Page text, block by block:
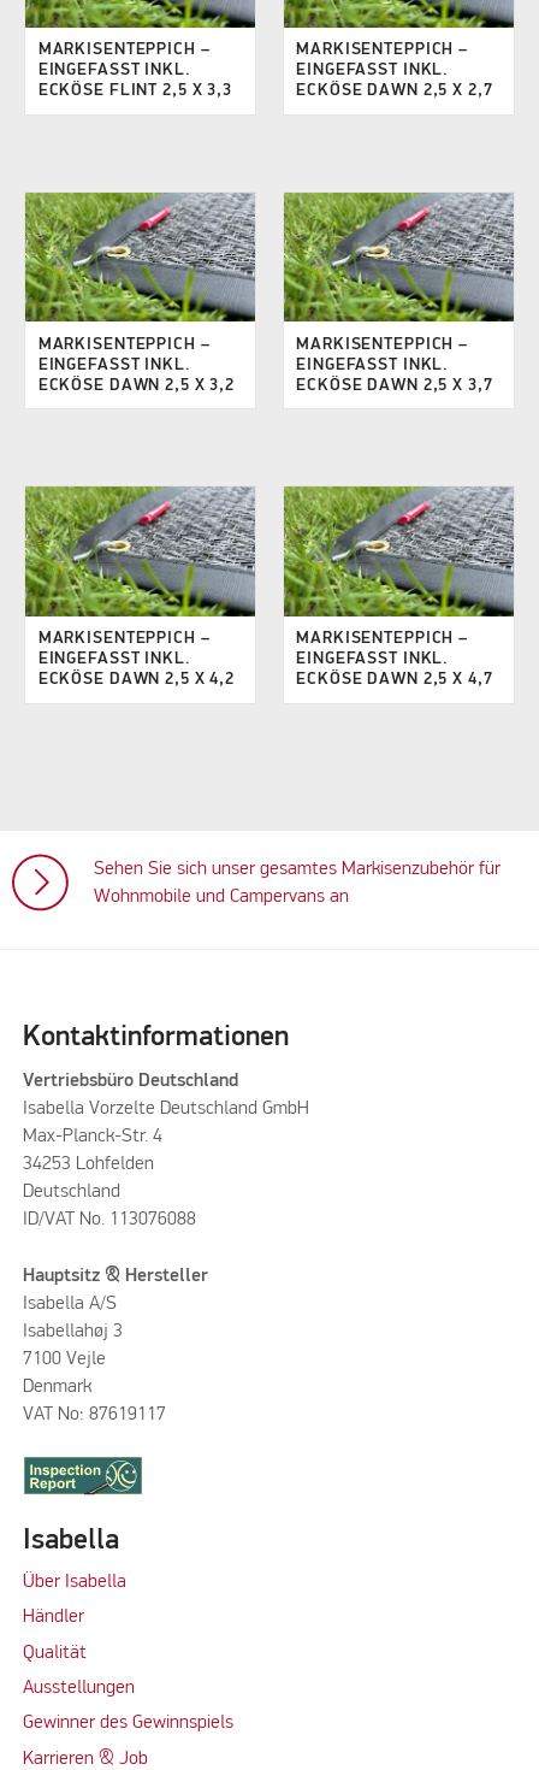
MARKISENTEPPICH –
EINGEFASST INKL.
ECKÖSE FLINT 2,5 X 3,3
MARKISENTEPPICH –
EINGEFASST INKL.
ECKÖSE DAWN 2,5 X 2,7
MARKISENTEPPICH –
EINGEFASST INKL.
ECKÖSE DAWN 2,5 X 3,2
MARKISENTEPPICH –
EINGEFASST INKL.
ECKÖSE DAWN 2,5 X 3,7
MARKISENTEPPICH –
EINGEFASST INKL.
ECKÖSE DAWN 2,5 X 4,2
MARKISENTEPPICH –
EINGEFASST INKL.
ECKÖSE DAWN 2,5 X 4,7
Sehen Sie sich unser gesamtes Markisenzubehör für
Wohnmobile und Campervans an
Kontaktinformationen
Vertriebsbüro Deutschland
Isabella Vorzelte Deutschland GmbH
Max-Planck-Str. 4
34253 Lohfelden
Deutschland
ID/VAT No. 113076088
Hauptsitz & Hersteller
Isabella A/S
Isabellahøj 3
7100 Vejle
Denmark
VAT No: 87619117
Isabella
Über Isabella
Händler
Qualität
Ausstellungen
Gewinner des Gewinnspiels
Karrieren & Job